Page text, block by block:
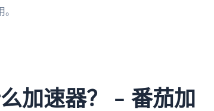
加速器？ – 番茄加